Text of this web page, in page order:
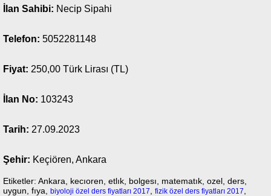
İlan Sahibi: Necip Sipahi
Telefon: 5052281148
Fiyat: 250,00 Türk Lirası (TL)
İlan No: 103243
Tarih: 27.09.2023
Şehir: Keçiören, Ankara
Etiketler: Ankara, kecıoren, etlık, bolgesı, matematık, ozel, ders,
uygun, fıya,
biyoloji özel ders fiyatları 2017 fizik özel ders fiyatları 2017